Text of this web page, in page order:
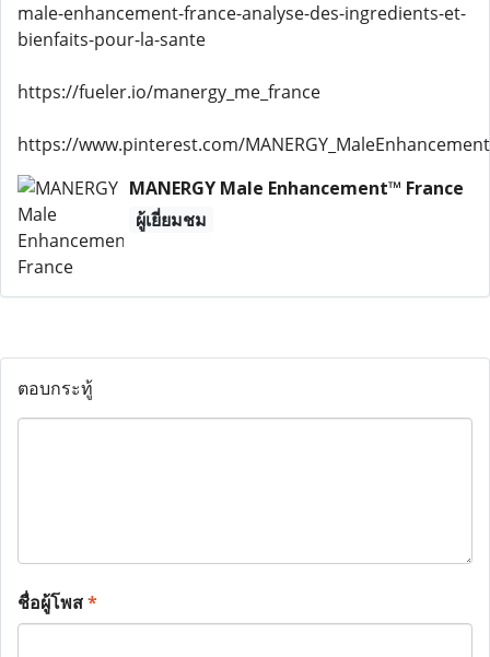
male-enhancement-france-analyse-des-ingredients-et-
bienfaits-pour-la-sante
https://fueler.io/manergy_me_france
https://www.pinterest.com/
MANERGY Male Enhancement™ France
ผู้เยี่ยมชม
ตอบกระทู้
ชื่อผู้โพส*